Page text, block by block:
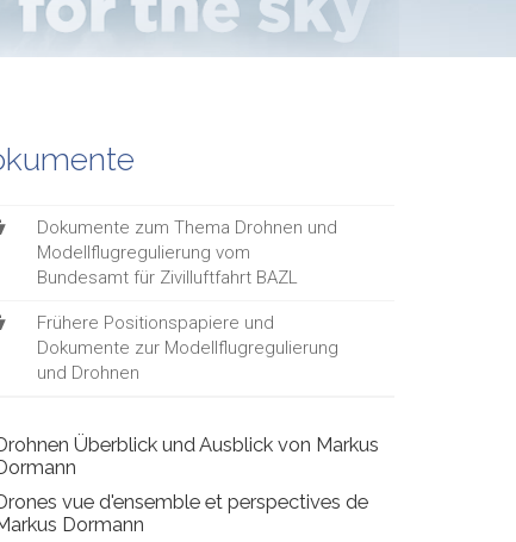
Dokumente zum Thema Drohnen und
Modellflugregulierung vom
Bundesamt für Zivilluftfahrt BAZL
Frühere Positionspapiere und
Dokumente zur Modellflugregulierung
und Drohnen
Überblick und Ausblick von Markus
vue d'ensemble et perspectives de
Dormann